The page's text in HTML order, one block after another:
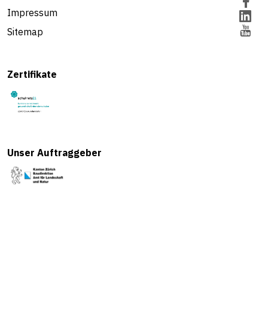
Impressum
Sitemap
Zertifikate
Unser Auftraggeber